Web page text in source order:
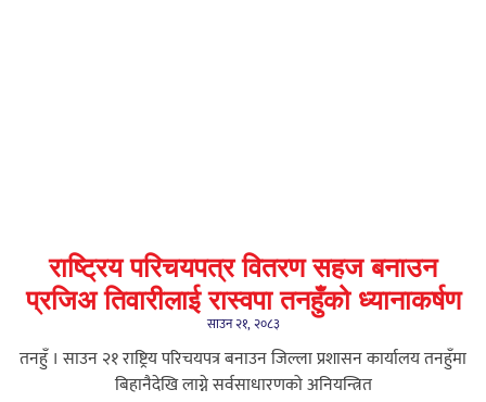
राष्ट्रिय परिचयपत्र वितरण सहज बनाउन
प्रजिअ तिवारीलाई रास्वपा तनहुँको ध्यानाकर्षण
साउन २१, २०८३
तनहुँ । साउन २१ राष्ट्रिय परिचयपत्र बनाउन जिल्ला प्रशासन कार्यालय तनहुँमा
बिहानैदेखि लाग्ने सर्वसाधारणको अनियन्त्रित